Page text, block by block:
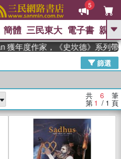
5
GO
： 高希均教授回憶錄
The Odyssey 、 父親節 、 如果歷
臺灣漫遊錄、 方念華 、 台灣的李
時代
數學女孩：黎曼猜想 、
的迷走神經
簡體 三民東大 電子書 親子
年度作家，《史坎德》系列帶
篩選
共 6 筆
第 1 / 1 頁